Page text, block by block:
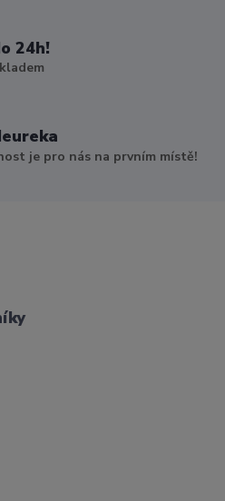
24h!
je pro nás na prvním místě!